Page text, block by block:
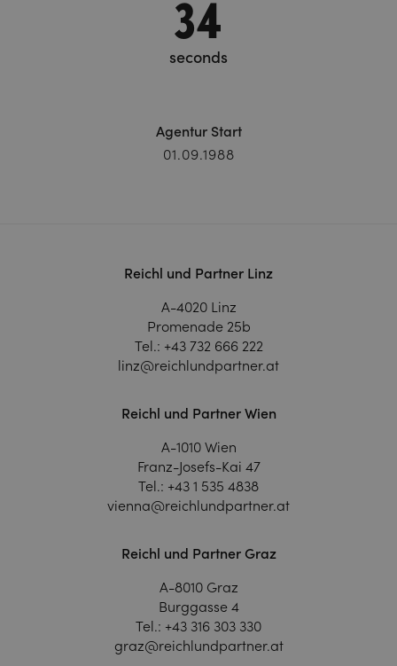
34
seconds
Agentur Start
01.09.1988
Reichl und Partner Linz
A-4020 Linz
Promenade 25b
Tel.: +43 732 666 222
linz@reichlundpartner.at
Reichl und Partner Wien
A-1010 Wien
Franz-Josefs-Kai 47
Tel.: +43 1 535 4838
vienna@reichlundpartner.at
Reichl und Partner Graz
A-8010 Graz
Burggasse 4
Tel.: +43 316 303 330
graz@reichlundpartner.at